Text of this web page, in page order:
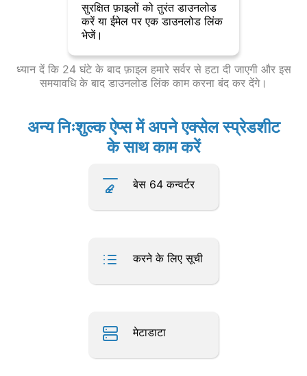
सुरक्षित फ़ाइलों को तुरंत डाउनलोड
करें या ईमेल पर एक डाउनलोड लिंक
भेजें।
ध्यान दें कि 24 घंटे के बाद फ़ाइल हमारे सर्वर से हटा दी जाएगी और इस
समयावधि के बाद डाउनलोड लिंक काम करना बंद कर देंगे।
अन्य निःशुल्क ऐप्स में अपने एक्सेल स्प्रेडशीट
के साथ काम करें
बेस 64 कन्वर्टर
करने के लिए सूची
मेटाडाटा